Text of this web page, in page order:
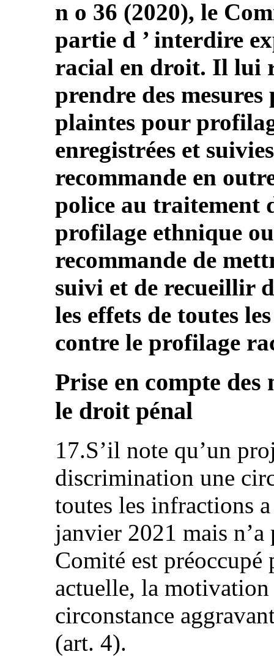
n o 36 (2020), le
partie d ’ interdire
racial en droit. Il lui
prendre des
plaintes pour
enregistrées et
recommande en
police au traitement
profilage ethnique
recommande de
suivi et de recueillir
les effets de toutes
contre le profilage
Prise en compte
le droit pénal
17.S’il note qu’un
discrimination une
toutes les infractions
janvier 2021 mais n’a
Comité est préoccupé
actuelle, la motivation
circonstance
(art. 4).